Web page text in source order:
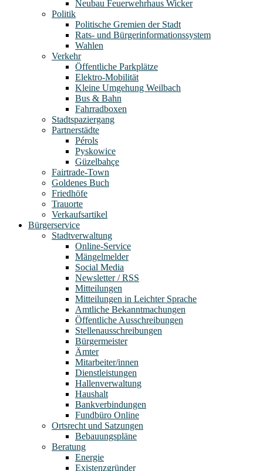
Neubau Feuerwehrhaus Wicker
Politik
Politische Gremien der Stadt
Rats- und Bürgerinformationssystem
Wahlen
Verkehr
Öffentliche Parkplätze
Elektro-Mobilität
Kleine Umgehung Weilbach
Bus & Bahn
Fahrradboxen
Stadtspaziergang
Partnerstädte
Pérols
Pyskowice
Güzelbahçe
Fairtrade-Town
Goldenes Buch
Friedhöfe
Trauorte
Verkaufsartikel
Bürgerservice
Stadtverwaltung
Online-Service
Mängelmelder
Social Media
Newsletter / RSS
Mitteilungen
Mitteilungen in Leichter Sprache
Amtliche Bekanntmachungen
Öffentliche Ausschreibungen
Stellenausschreibungen
Bürgermeister
Ämter
Mitarbeiter/innen
Dienstleistungen
Hallenverwaltung
Haushalt
Bankverbindungen
Fundbüro Online
Ortsrecht und Satzungen
Bebauungspläne
Beratung
Energie
Existenzgründer